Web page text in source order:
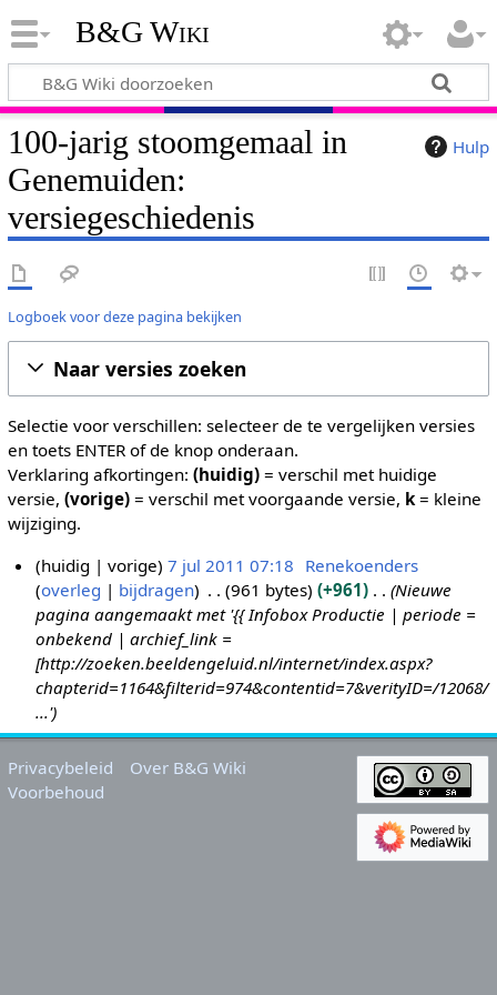
B&G Wiki
Hulp
100-jarig stoomgemaal in
Genemuiden:
versiegeschiedenis
Logboek voor deze pagina bekijken
Naar versies zoeken
Selectie voor verschillen: selecteer de te vergelijken versies
en toets ENTER of de knop onderaan.
Verklaring afkortingen: (huidig)= verschil met huidige
versie, (vorige)= verschil met voorgaande versie, k= kleine
wijziging.
1
1
huidig vorige 7 jul 2011 07:18 Renekoenders
overleg
bijdragen 961 bytes +961
Nieuwe
pagina aangemaakt met '{{ Infobox Productie | periode =
onbekend | archief_link =
[http://zoeken.beeldengeluid.nl/internet/index.aspx?
chapterid=1164&filterid=974&contentid=7&verityID=/12068/
...'
Privacybeleid
Over B&G Wiki
Voorbehoud